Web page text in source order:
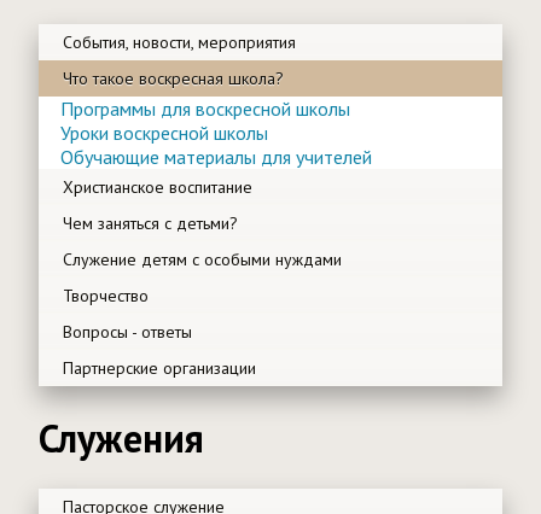
События, новости, мероприятия
Что такое воскресная школа?
Программы для воскресной школы
Уроки воскресной школы
Обучающие материалы для учителей
Христианское воспитание
Чем заняться с детьми?
Служение детям с особыми нуждами
Творчество
Вопросы - ответы
Партнерские организации
Служения
Пасторское служение